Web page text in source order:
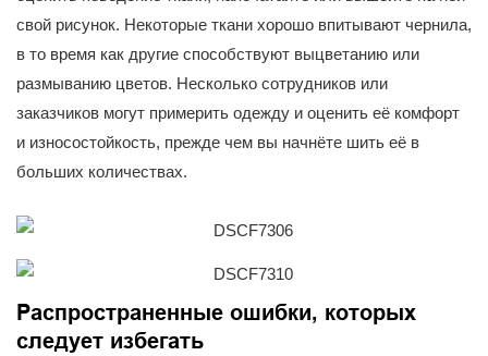
свой рисунок. Некоторые ткани хорошо впитывают чернила,
в то время как другие способствуют выцветанию или
размыванию цветов. Несколько сотрудников или
заказчиков могут примерить одежду и оценить её комфорт
и износостойкость, прежде чем вы начнёте шить её в
больших количествах.
Распространенные ошибки, которых
следует избегать